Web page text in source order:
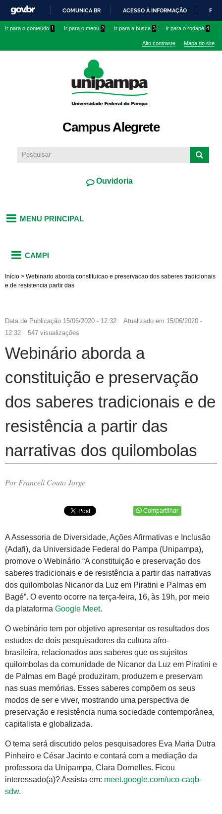
conteúdo
IR
O
COMUNICA BR ACESSO À INFORMAÇÃO
Ir para o conteúdo 1 Ir para o menu 2 Ir para a busca 3 Ir para o rodapé 4
Alto contraste Mapa do site
Campus Alegrete
Ouvidoria
MENU PRINCIPAL
CAMPI
Início > Webinario aborda constituicao e preservacao dos saberes tradicionais
e de resistencia partir das
Data de Publicação 15/06/2020 - 12:32 Atualizado em 15/06/2020 -
12:32
547 visualizações
Webinário aborda a
constituição e preservação
dos saberes tradicionais e de
resistência a partir das
narrativas dos quilombolas
Por Franceli Couto Jorge
Compartilhar
A Assessoria de Diversidade, Ações Afirmativas e Inclusão
(Adafi), da Universidade Federal do Pampa (Unipampa),
promove o Webinário “A constituição e preservação dos
saberes tradicionais e de resistência a partir das narrativas
dos quilombolas Nicanor da Luz em Piratini e Palmas em
Bagé”. O evento ocorre na terça-feira, 16, às 19h, por meio
da plataforma Google Meet.
O webinário tem por objetivo apresentar os resultados dos
estudos de dois pesquisadores da cultura afro-
brasileira, relacionados aos saberes que os sujeitos
quilombolas da comunidade de Nicanor da Luz em Piratini e
de Palmas em Bagé produziram, produzem e preservam
nas suas memórias. Esses saberes compõem os seus
modos de ser e viver, mostrando uma perspectiva de
preservação e resistência numa sociedade contemporânea,
capitalista e globalizada.
O tema será discutido pelos pesquisadores Eva Maria Dutra
Pinheiro e César Jacinto e contará com a mediação da
professora da Unipampa, Clara Dornelles. Ficou
interessado(a)? Assista em: meet.google.com/uco-caqb-
sdw.